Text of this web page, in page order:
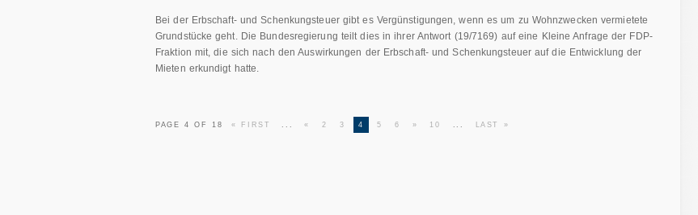
Bei der Erbschaft- und Schenkungsteuer gibt es Vergünstigungen, wenn es um zu Wohnzwecken vermietete
Grundstücke geht. Die Bundesregierung teilt dies in ihrer Antwort (19/7169) auf eine Kleine Anfrage der FDP-
Fraktion mit, die sich nach den Auswirkungen der Erbschaft- und Schenkungsteuer auf die Entwicklung der
Mieten erkundigt hatte.
PAGE 4 OF 18 « FIRST ... « 2 3 4 5 6 » 10 ... LAST »